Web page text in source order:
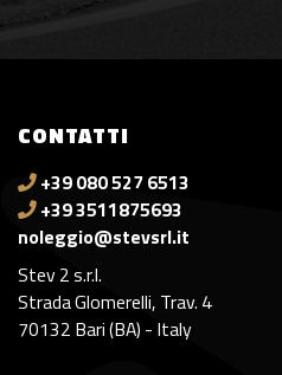
CONTATTI
+39 080 527 6513
+39 3511875693
noleggio@stevsrl.it
Stev 2 s.r.l.
Strada Glomerelli, Trav. 4
70132 Bari (BA) - Italy